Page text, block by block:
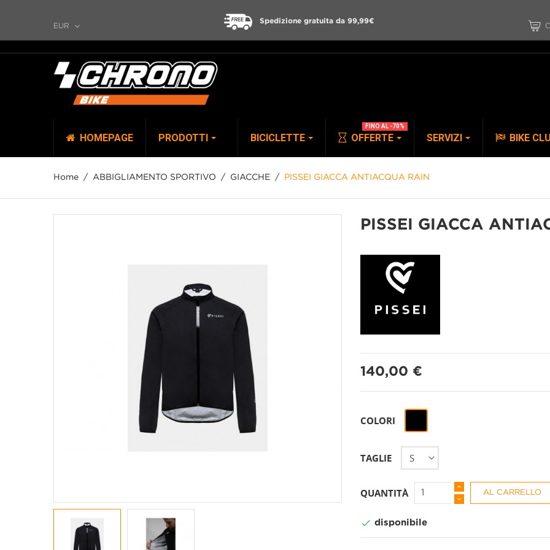
EUR
Spedizione gratuita da 99,99€
HOMEPAGE PRODOTTI
TOP
MAGLIE A M. CORTE
MAGLIE A M. LUNGHE
PANTALONI
PANTALONI LUNGHI
GUANTI
BICICLETTE OFFERTE
FINO AL -70%
SERVIZI BIKE
Home ABBIGLIAMENTO SPORTIVO GIACCHE PISSEI GIACCA ANTIACQUA RAIN
PISSEI GIACCA
140,00 €
COLORI
TAGLIE
QUANTITÀ AL CARRELLO
 disponibile